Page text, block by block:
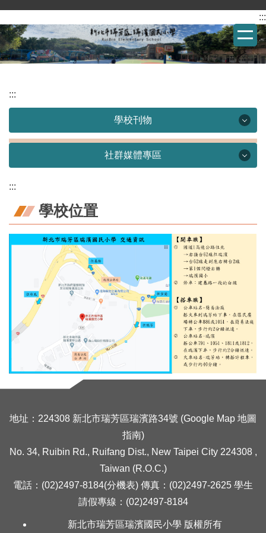
到
主
要
容
:::
:::
學校刊物
學校刊物
深澳博覽會
島嶼的集體記憶
畢業紀念冊專區
社群媒體專區
瑞濱國小Facebook
瑞濱國小校友會Facebook
瑞濱國小YouTube
:::
學校位置
地址：224308 新北市瑞芳區瑞濱路34號 (Google Map 地圖
指南)
No. 34, Ruibin Rd., Ruifang Dist., New Taipei City 224308 ,
Taiwan (R.O.C.)
電話：(02)2497-8184(分機表) 傳真：(02)2497-2625 學生
請假專線：(02)2497-8184
新北市瑞芳區瑞濱國民小學 版權所有